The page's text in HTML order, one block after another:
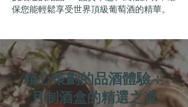
保您能輕鬆享受世界頂級葡萄酒的精華。
精心策劃的品酒體驗：
月制酒盒的精選之道